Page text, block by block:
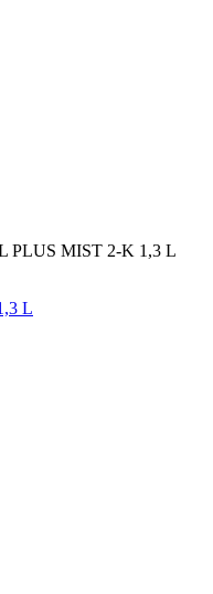
PLUS MIST 2-K 1,3 L